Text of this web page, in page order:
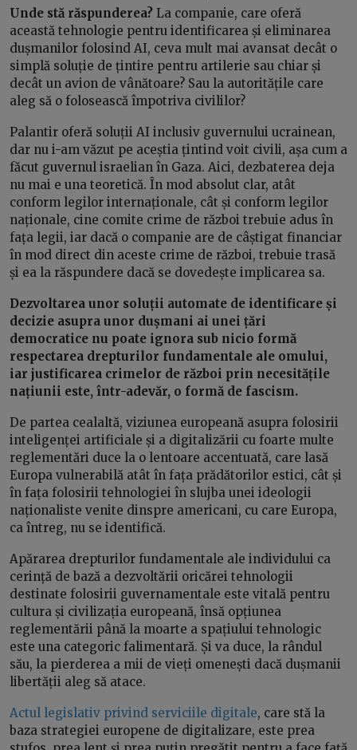
Unde stă răspunderea? La companie, care oferă
această tehnologie pentru identificarea și eliminarea
dușmanilor folosind AI, ceva mult mai avansat decât o
simplă soluție de țintire pentru artilerie sau chiar și
decât un avion de vânătoare? Sau la autoritățile care
aleg să o folosească împotriva civililor?
Palantir oferă soluții AI inclusiv guvernului ucrainean,
dar nu i-am văzut pe aceștia țintind voit civili, așa cum a
făcut guvernul israelian în Gaza. Aici, dezbaterea deja
nu mai e una teoretică. În mod absolut clar, atât
conform legilor internaționale, cât și conform legilor
naționale, cine comite crime de război trebuie adus în
fața legii, iar dacă o companie are de câștigat financiar
în mod direct din aceste crime de război, trebuie trasă
și ea la răspundere dacă se dovedește implicarea sa.
Dezvoltarea unor soluții automate de identificare și
decizie asupra unor dușmani ai unei țări
democratice nu poate ignora sub nicio formă
respectarea drepturilor fundamentale ale omului,
iar justificarea crimelor de război prin necesitățile
națiunii este, într-adevăr, o formă de fascism.
De partea cealaltă, viziunea europeană asupra folosirii
inteligenței artificiale și a digitalizării cu foarte multe
reglementări duce la o lentoare accentuată, care lasă
Europa vulnerabilă atât în fața prădătorilor estici, cât și
în fața folosirii tehnologiei în slujba unei ideologii
naționaliste venite dinspre americani, cu care Europa,
ca întreg, nu se identifică.
Apărarea drepturilor fundamentale ale individului ca
cerință de bază a dezvoltării oricărei tehnologii
destinate folosirii guvernamentale este vitală pentru
cultura și civilizația europeană, însă opțiunea
reglementării până la moarte a spațiului tehnologic
este una categoric falimentară. Și va duce, la rândul
său, la pierderea a mii de vieți omenești dacă dușmanii
libertății aleg să atace.
Actul legislativ privind serviciile digitale, care stă la
baza strategiei europene de digitalizare, este prea